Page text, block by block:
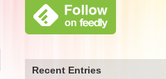
Recent Entries